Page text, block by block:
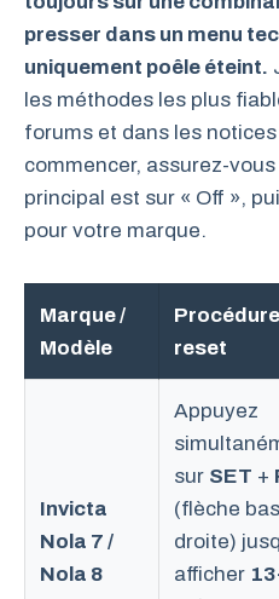
presser dans un menu
uniquement poêle éteint.
les méthodes les plus
forums et dans les
commencer, assurez-
principal est sur « Off »,
pour votre marque.
Marque /
Modèle
reset
Invicta
Nola 7 /
Nola 8
Appuyez
sur SET +
(flèche
droite)
afficher